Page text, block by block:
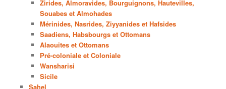
Zirides, Almoravides, Bourguignons, Hautevilles,
Souabes et Almohades
Mérinides, Nasrides, Ziyyanides et Hafsides
Saadiens, Habsbourgs et Ottomans
Alaouites et Ottomans
Pré-coloniale et Coloniale
Wansharisi
Sicile
Sahel